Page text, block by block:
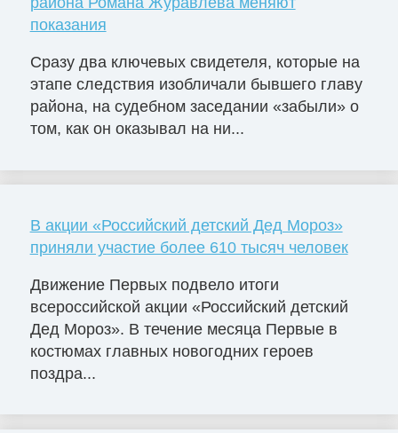
показания
Сразу два ключевых свидетеля, которые на
этапе следствия изобличали бывшего главу
района, на судебном заседании «забыли» о
том, как он оказывал на ни...
В акции «Российский детский Дед Мороз»
приняли участие более 610 тысяч человек
Движение Первых подвело итоги
всероссийской акции «Российский детский
Дед Мороз». В течение месяца Первые в
костюмах главных новогодних героев
поздра...